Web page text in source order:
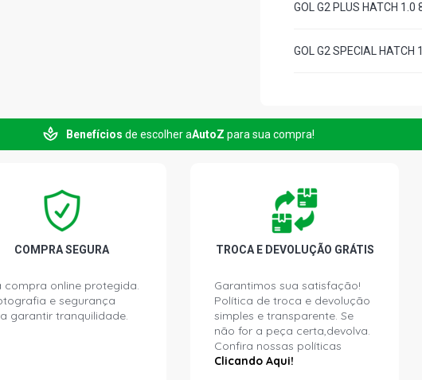
GOL G2 PLUS HATCH
GOL G2 SPECIAL
GOL G2 CLI HATCH 1.6
GOL G2 STD HATCH 1.6
GOL G2 CL HATCH 1.6
Benefícios de escolher aAutoZ para sua compra!
COMPRA SEGURA
compra online protegida.
e segurança
garantir tranquilidade.
TROCA E DEVOLUÇÃO GRÁTIS
Garantimos sua satisfação!
Política de troca e devolução
simples e transparente. Se
não for a peça certa,devolva.
Confira nossas políticas
Clicando Aqui!